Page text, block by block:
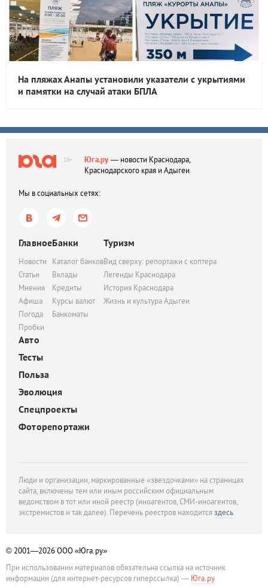
На пляжах Анапы установили указатели с укрытиями
и памятки на случай атаки БПЛА
18+ Юга.ру— новости Краснодара,
Краснодарского края и Адыгеи
Мы в социальных сетях:
Главное
Новости
Статьи
Мнения
Афиша
Погода
Пробки
Банки
Каталог банков
Вклады
Кредиты
Курсы валют
Банкоматы
Туризм
Вид сверху: репортажи с коптера
Легенды Краснодара
История Краснодара
Жизнь и культура Адыгеи
Авто
Тесты
Польза
Эволюция
Спецпроекты
Фоторепортажи
Люди и организации, маркированные «звездочками» на страницах
сайта, включены тем или иным российским официальным
ведомством в тот или иной реестр (иноагентов, СМИ-иноагентов,
экстремистов и так далее). Перечень реестров находитсяздесь.
© 2001—2026ООО «Юга.ру»
При использовании материалов обязательна ссылка на источник
информации (для интернет-ресурсов гиперссылка) — Юга.ру